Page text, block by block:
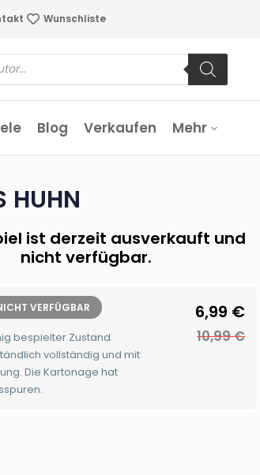
Wunschliste
Blog Verkaufen Mehr
HUHN
ist derzeit ausverkauft und
nicht verfügbar.
VERFÜGBAR
bespielter Zustand.
vollständig und mit
Die Kartonage hat
6,99 €
10,99€